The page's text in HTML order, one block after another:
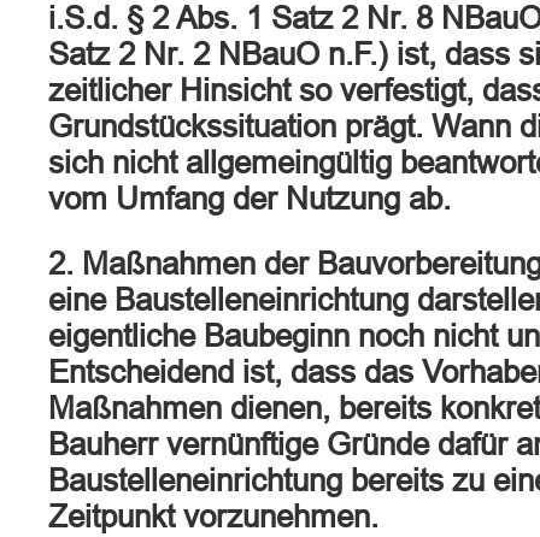
i.S.d. § 2 Abs. 1 Satz 2 Nr. 8
Satz 2 Nr. 2 NBauO n.F.) ist, dass
zeitlicher Hinsicht so verfestigt,
Grundstückssituation prägt. Wann
sich nicht allgemeingültig
vom Umfang der Nutzung ab.
2. Maßnahmen der
eine Baustelleneinrichtung
eigentliche Baubeginn noch nicht
Entscheidend ist, dass das
Maßnahmen dienen, bereits
Bauherr vernünftige Gründe dafür
Baustelleneinrichtung bereits zu
Zeitpunkt vorzunehmen.